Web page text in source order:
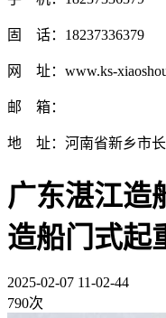
固 话：18237336379
网 址：www.ks-
邮 箱：
地 址：河南省新乡市长
广东湛江造
造船门式起
2025-02-07 11-02-44
790次